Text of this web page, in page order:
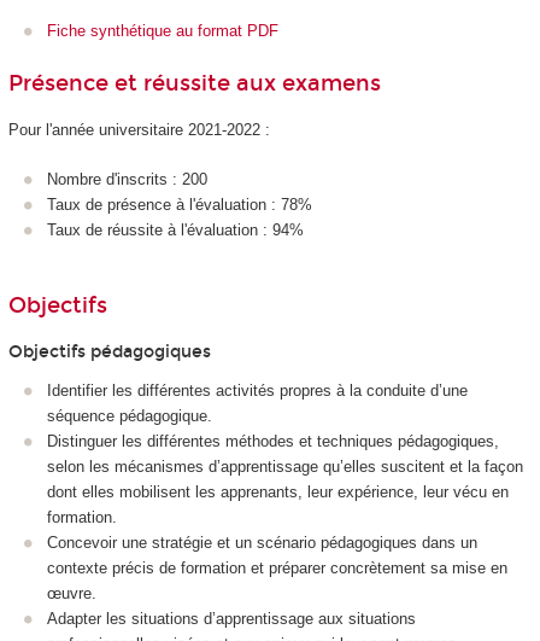
Fiche synthétique au format PDF
Présence et réussite aux examens
Pour l'année universitaire 2021-2022 :
Nombre d'inscrits : 200
Taux de présence à l'évaluation : 78%
Taux de réussite à l'évaluation : 94%
Objectifs
Objectifs pédagogiques
Identifier les différentes activités propres à la conduite d’une
séquence pédagogique.
Distinguer les différentes méthodes et techniques pédagogiques,
selon les mécanismes d’apprentissage qu’elles suscitent et la façon
dont elles mobilisent les apprenants, leur expérience, leur vécu en
formation.
Concevoir une stratégie et un scénario pédagogiques dans un
contexte précis de formation et préparer concrètement sa mise en
œuvre.
Adapter les situations d’apprentissage aux situations